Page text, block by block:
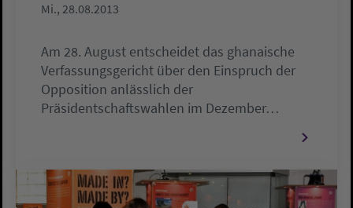
Mi., 28.08.2013
Am 28. August entscheidet das ghanaische
Verfassungsgericht über den Einspruch der
Opposition anlässlich der
Präsidentschaftswahlen im Dezember…